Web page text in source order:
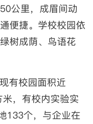
公里，成眉间动
便捷。学校校园依
树成荫、鸟语花
有校园面积近
，有校内实验实
133个，与企业在